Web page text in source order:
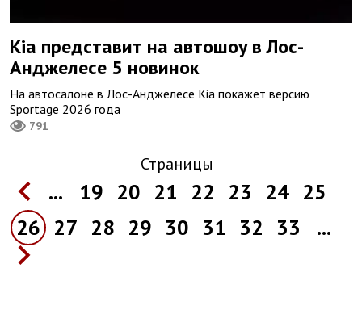
Kia представит на автошоу в Лос-
Анджелесе 5 новинок
На автосалоне в Лос-Анджелесе Kia покажет версию
Sportage 2026 года
791
Страницы
... 19 20 21 22 23 24 25
26 27 28 29 30 31 32 33 ...